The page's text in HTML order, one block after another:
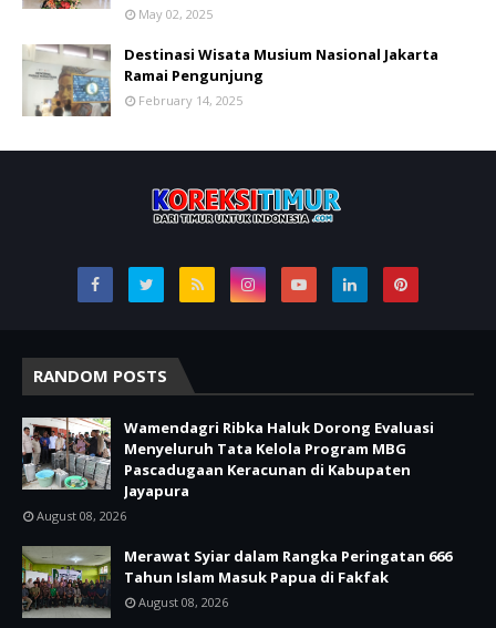
May 02, 2025
Destinasi Wisata Musium Nasional Jakarta
Ramai Pengunjung
February 14, 2025
RANDOM POSTS
Wamendagri Ribka Haluk Dorong Evaluasi
Menyeluruh Tata Kelola Program MBG
Pascadugaan Keracunan di Kabupaten
Jayapura
August 08, 2026
Merawat Syiar dalam Rangka Peringatan 666
Tahun Islam Masuk Papua di Fakfak
August 08, 2026